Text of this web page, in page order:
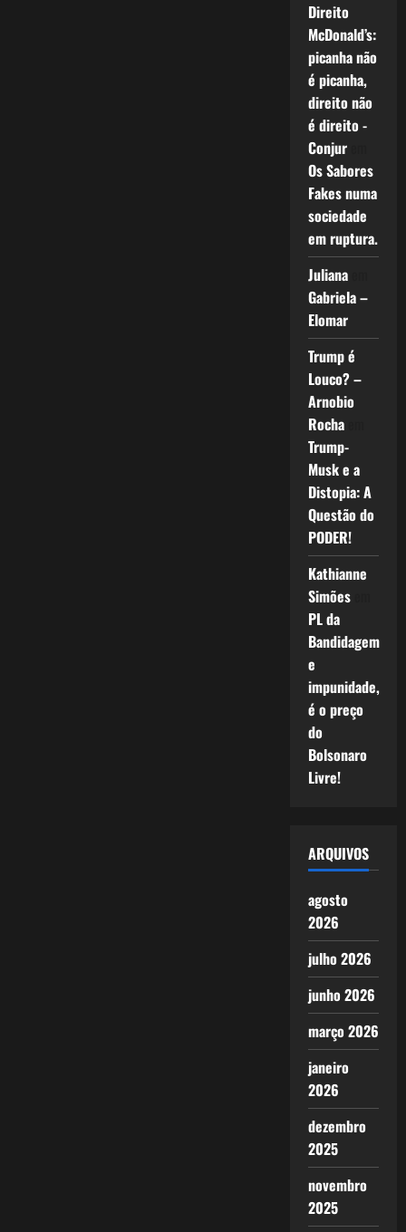
Direito
McDonald’s:
picanha não
é picanha,
direito não
é direito -
Conjurem
Os Sabores
Fakes numa
sociedade
em ruptura.
Julianaem
Gabriela –
Elomar
Trump é
Louco? –
Arnobio
Rochaem
Trump-
Musk e a
Distopia: A
Questão do
PODER!
Kathianne
Simõesem
PL da
Bandidagem
e
impunidade,
é o preço
do
Bolsonaro
Livre!
ARQUIVOS
agosto
2026
julho 2026
junho 2026
março 2026
janeiro
2026
dezembro
2025
novembro
2025